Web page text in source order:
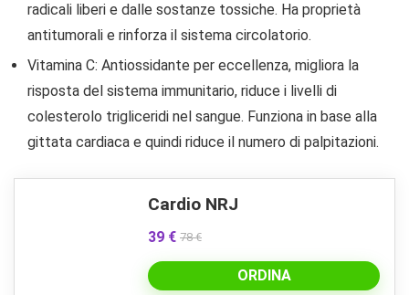
radicali liberi e dalle sostanze tossiche. Ha proprietà
antitumorali e rinforza il sistema circolatorio.
Vitamina C: Antiossidante per eccellenza, migliora la
risposta del sistema immunitario, riduce i livelli di
colesterolo trigliceridi nel sangue. Funziona in base alla
gittata cardiaca e quindi riduce il numero di palpitazioni.
Cardio NRJ
39 € 78 €
ORDINA